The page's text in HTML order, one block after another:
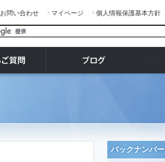
お問い合わせ マイページ 個人情報保護基本方針
バックナンバー